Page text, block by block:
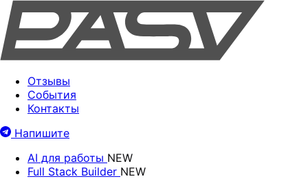
Отзывы
События
Контакты
Напишите
AI для работы NEW
Full Stack Builder NEW